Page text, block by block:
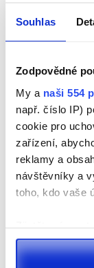
Souhlas
Zodpovědné
My a naši 554
např. číslo IP)
cookie pro
zařízení,
reklamy a
návštěvníky a
toho, kdo vaše
údaje, a
Svůj souhlas
Zdroj: TZ
Publikováno v
Navigace
VIDEO: